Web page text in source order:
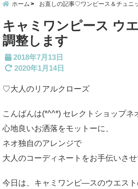
ホーム お直しの記事♡ワンピース＆チュニ
キャミワンピース ウ
調整します
2018年7月13日
2020年1月14日
♡大人のリアルクローズ
こんばんは(*^^*) セレクトショップネ
心地良いお洒落をモットーに、
ネオ独自のアレンジで
大人のコーディネートをお手伝いさ
今日は、キャミワンピ―スのウエス